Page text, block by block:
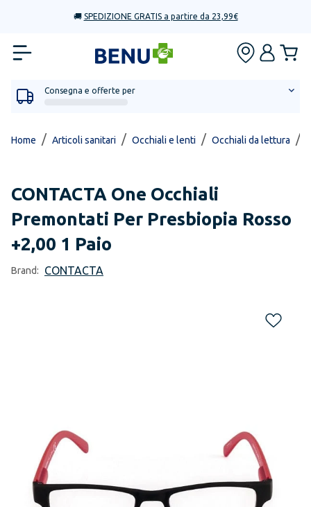
🚚 SPEDIZIONE GRATIS a partire da 23,99€
Consegna e offerte per
Home / Articoli sanitari / Occhiali e lenti / Occhiali da lettura /
CONTACTA One Occhiali
Premontati Per Presbiopia Rosso
+2,00 1 Paio
Brand: CONTACTA